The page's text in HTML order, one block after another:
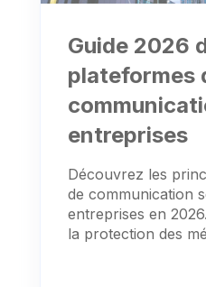
Guide 2026
plateformes
entreprises
Découvrez les
de communication
entreprises en
la protection des